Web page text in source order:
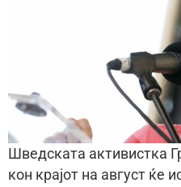
Шведската активистка
кон крајот на август ќе